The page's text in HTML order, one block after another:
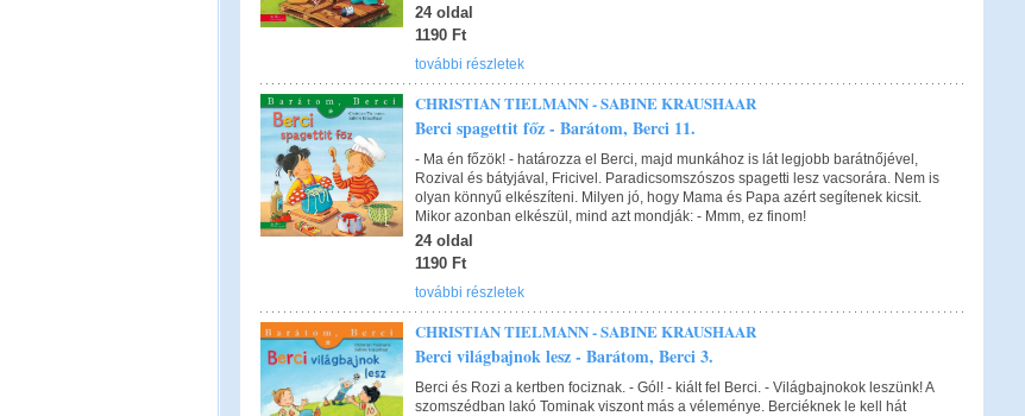
24 oldal
1190 Ft
további részletek
CHRISTIAN TIELMANN - SABINE KRAUSHAAR
Berci spagettit főz - Barátom, Berci 11.
- Ma én főzök! - határozza el Berci, majd munkához is lát legjobb barátnőjével,
Rozival és bátyjával, Fricivel. Paradicsomszószos spagetti lesz vacsorára. Nem is
olyan könnyű elkészíteni. Milyen jó, hogy Mama és Papa azért segítenek kicsit.
Mikor azonban elkészül, mind azt mondják: - Mmm, ez finom!
24 oldal
1190 Ft
további részletek
CHRISTIAN TIELMANN - SABINE KRAUSHAAR
Berci világbajnok lesz - Barátom, Berci 3.
Berci és Rozi a kertben fociznak. - Gól! - kiált fel Berci. - Világbajnokok leszünk! A
szomszédban lakó Tominak viszont más a véleménye. Berciéknek le kell hát